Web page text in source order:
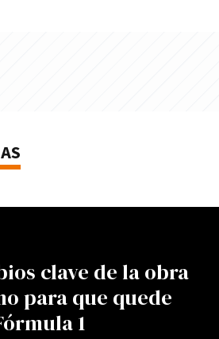
clave de la obra
para que quede
1